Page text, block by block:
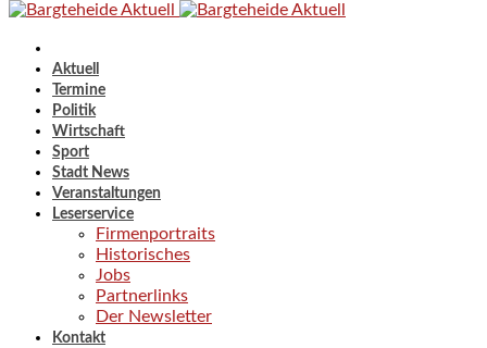
Aktuell
Termine
Politik
Wirtschaft
Sport
Stadt News
Veranstaltungen
Leserservice
Firmenportraits
Historisches
Jobs
Partnerlinks
Der Newsletter
Kontakt